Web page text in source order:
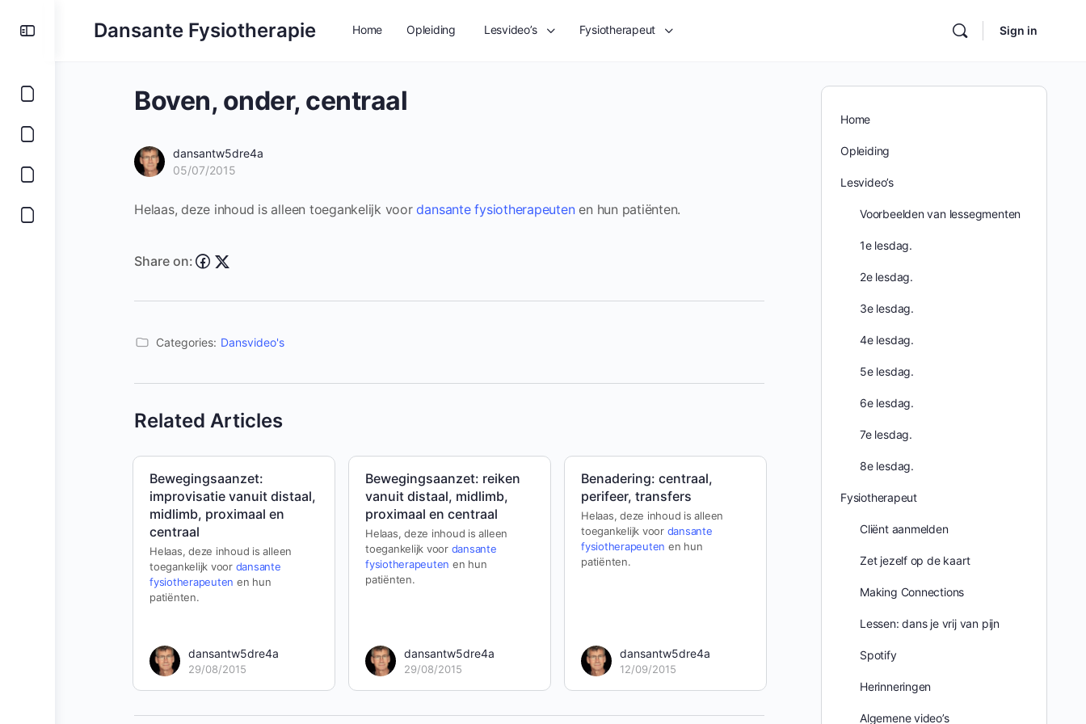
ToggleDansante Fysiotherapie Home Opleiding Lesvideo’s Fysiotherapeut Sign in
Boven, onder, centraal
dansantw5dre4a
05/07/2015
Helaas, deze inhoud is alleen toegankelijk voordansante fysiotherapeutenen hun patiënten.
Share on:
Categories: Dansvideo's
Related Articles
Bewegingsaanzet:
improvisatie vanuit distaal,
midlimb, proximaal en
centraal
Helaas, deze inhoud is alleen
toegankelijk voor dansante
fysiotherapeuten en hun
patiënten.
dansantw5dre4a
29/08/2015
Bewegingsaanzet: reiken
vanuit distaal, midlimb,
proximaal en centraal
Helaas, deze inhoud is alleen
toegankelijk voor dansante
fysiotherapeuten en hun
patiënten.
dansantw5dre4a
29/08/2015
Benadering: centraal,
perifeer, transfers
Helaas, deze inhoud is alleen
toegankelijk voor dansante
fysiotherapeuten en hun
patiënten.
dansantw5dre4a
12/09/2015
Home
Opleiding
Lesvideo’s
Voorbeelden van lessegmenten
1e lesdag.
2e lesdag.
3e lesdag.
4e lesdag.
5e lesdag.
6e lesdag.
7e lesdag.
8e lesdag.
Fysiotherapeut
Cliënt aanmelden
Zet jezelf op de kaart
Making Connections
Lessen: dans je vrij van pijn
Spotify
Herinneringen
Algemene video’s